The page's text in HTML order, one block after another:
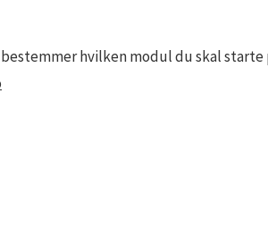
hvilken modul du skal starte